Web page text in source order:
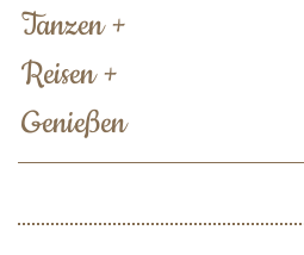
Tanzen +
Reisen +
Genießen